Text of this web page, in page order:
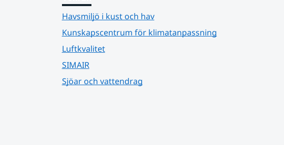
Havsmiljö i kust och hav
Kunskapscentrum för klimatanpassning
Luftkvalitet
SIMAIR
Sjöar och vattendrag